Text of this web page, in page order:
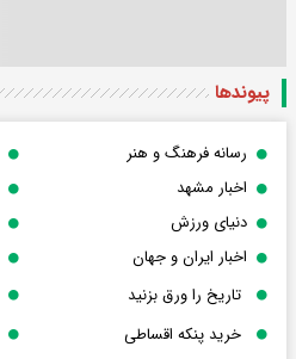
پیوندها
رسانه فرهنگ و هنر
اخبار مشهد
دنیای ورزش
اخبار ایران و جهان
تاریخ را ورق بزنید
خرید پنکه اقساطی